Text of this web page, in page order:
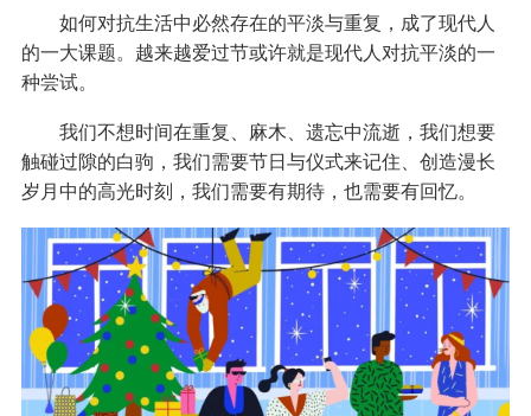
如何对抗生活中必然存在的平淡与重复，成了现代人
的一大课题。越来越爱过节或许就是现代人对抗平淡的一
种尝试。
我们不想时间在重复、麻木、遗忘中流逝，我们想要
触碰过隙的白驹，我们需要节日与仪式来记住、创造漫长
岁月中的高光时刻，我们需要有期待，也需要有回忆。